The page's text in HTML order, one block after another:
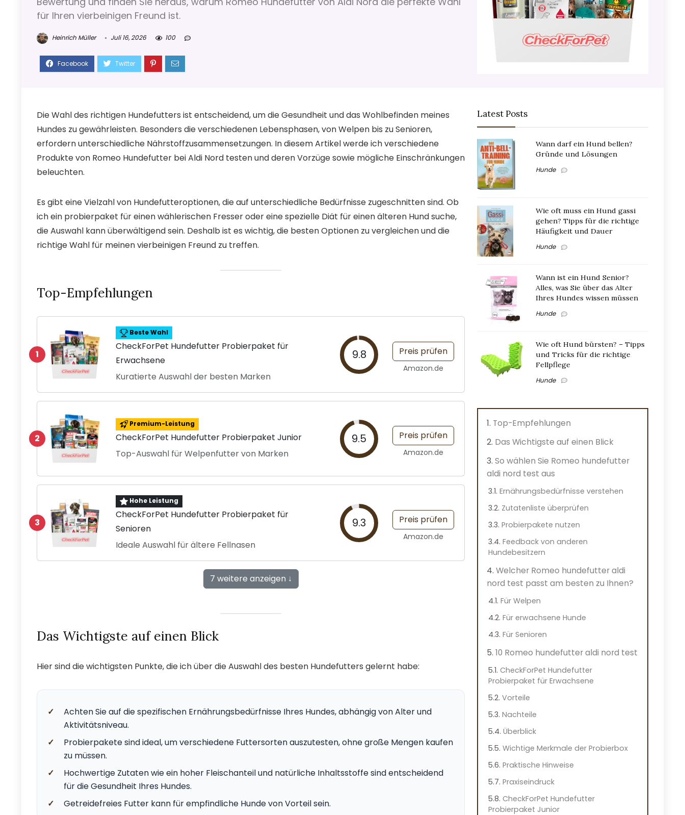
für Ihren vierbeinigen Freund ist.
Heinrich Müller Juli 16, 2026 100
Die Wahl des richtigen Hundefutters ist entscheidend, um die Gesundheit und das Wohlbefinden meines
Hundes zu gewährleisten. Besonders die verschiedenen Lebensphasen, von Welpen bis zu Senioren,
erfordern unterschiedliche Nährstoffzusammensetzungen. In diesem Artikel werde ich verschiedene
Produkte von Romeo Hundefutter bei Aldi Nord testen und deren Vorzüge sowie mögliche Einschränkungen
beleuchten.
Es gibt eine Vielzahl von Hundefutteroptionen, die auf unterschiedliche Bedürfnisse zugeschnitten sind. Ob
ich ein probierpaket für einen wählerischen Fresser oder eine spezielle Diät für einen älteren Hund suche,
die Auswahl kann überwältigend sein. Deshalb ist es wichtig, die besten Optionen zu vergleichen und die
richtige Wahl für meinen vierbeinigen Freund zu treffen.
Top-Empfehlungen
1
Beste Wahl
CheckForPet Hundefutter Probierpaket für
Erwachsene
Kuratierte Auswahl der besten Marken
9.8 Preis prüfen
Amazon.de
2
Premium-Leistung
CheckForPet Hundefutter Probierpaket Junior
Top-Auswahl für Welpenfutter von Marken
9.5 Preis prüfen
Amazon.de
3
Hohe Leistung
CheckForPet Hundefutter Probierpaket für
Senioren
Ideale Auswahl für ältere Fellnasen
9.3 Preis prüfen
Amazon.de
7 weitere anzeigen ↓
Das Wichtigste auf einen Blick
Hier sind die wichtigsten Punkte, die ich über die Auswahl des besten Hundefutters gelernt habe:
✓
Achten Sie auf die spezifischen Ernährungsbedürfnisse Ihres Hundes, abhängig von Alter und
Aktivitätsniveau.
✓
Probierpakete sind ideal, um verschiedene Futtersorten auszutesten, ohne große Mengen kaufen
zu müssen.
✓
Hochwertige Zutaten wie ein hoher Fleischanteil und natürliche Inhaltsstoffe sind entscheidend
für die Gesundheit Ihres Hundes.
✓
Getreidefreies Futter kann für empfindliche Hunde von Vorteil sein.
Latest Posts
Wann darf ein Hund bellen?
Gründe und Lösungen
Hunde
Wie oft muss ein Hund gassi
gehen? Tipps für die richtige
Häufigkeit und Dauer
Hunde
Wann ist ein Hund Senior?
Alles, was Sie über das Alter
Ihres Hundes wissen müssen
Hunde
Wie oft Hund bürsten? – Tipps
und Tricks für die richtige
Fellpflege
Hunde
Top-Empfehlungen
Das Wichtigste auf einen Blick
So wählen Sie Romeo hundefutter
aldi nord test aus
Ernährungsbedürfnisse verstehen
Zutatenliste überprüfen
Probierpakete nutzen
Feedback von anderen
Hundebesitzern
Welcher Romeo hundefutter aldi
nord test passt am besten zu Ihnen?
Für Welpen
Für erwachsene Hunde
Für Senioren
10 Romeo hundefutter aldi nord test
CheckForPet Hundefutter
Probierpaket für Erwachsene
Vorteile
Nachteile
Überblick
Wichtige Merkmale der Probierbox
Praktische Hinweise
Praxiseindruck
CheckForPet Hundefutter
Probierpaket Junior